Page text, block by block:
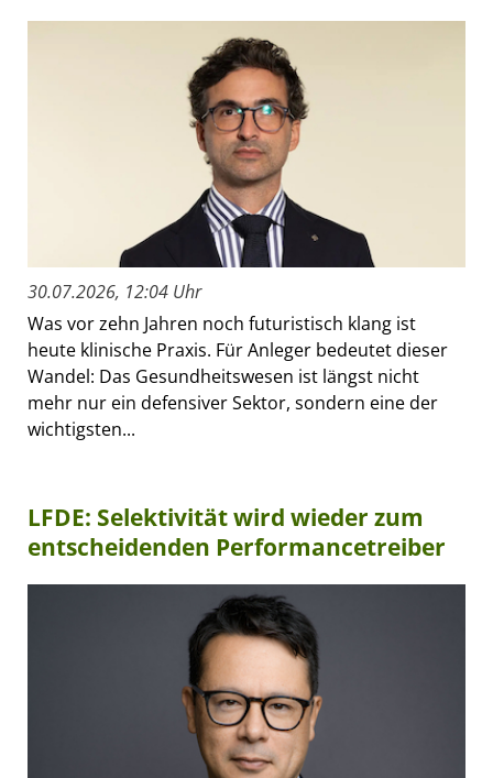
30.07.2026, 12:04 Uhr
Was vor zehn Jahren noch futuristisch klang ist
heute klinische Praxis. Für Anleger bedeutet dieser
Wandel: Das Gesundheitswesen ist längst nicht
mehr nur ein defensiver Sektor, sondern eine der
wichtigsten...
LFDE: Selektivität wird wieder zum
entscheidenden Performancetreiber